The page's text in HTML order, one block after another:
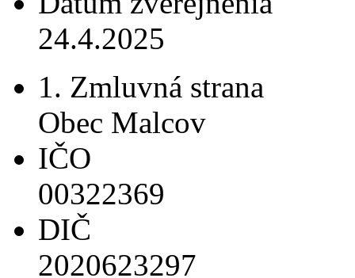
24.4.2025
1. Zmluvná strana
Obec Malcov
IČO
00322369
DIČ
2020623297